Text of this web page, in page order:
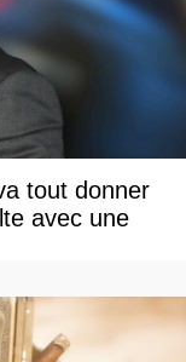
tout donner
avec une